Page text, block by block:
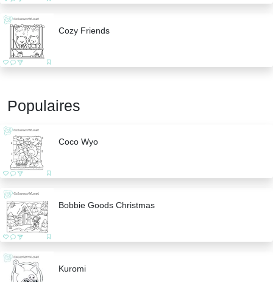
Cozy Friends
Populaires
Coco Wyo
Bobbie Goods Christmas
Kuromi